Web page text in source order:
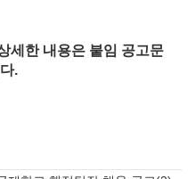
세한 내용은 붙임 공고문
.